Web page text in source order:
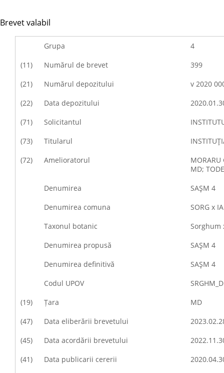
Brevet valabil
Grupa
4
(11)
Numărul de brevet
399
(21)
Numărul depozitului
v 2020
(22)
Data depozitului
(71)
Solicitantul
(73)
Titularul
(72)
Amelioratorul
MD;
Denumirea
SAŞM 4
Denumirea comuna
SORG x
Taxonul botanic
Sorghum
Denumirea propusă
SAŞM 4
Denumirea definitivă
SAŞM 4
Codul UPOV
(19)
Țara
MD
(47)
Data eliberării brevetului
(45)
Data acordării brevetului
(41)
Data publicarii cererii